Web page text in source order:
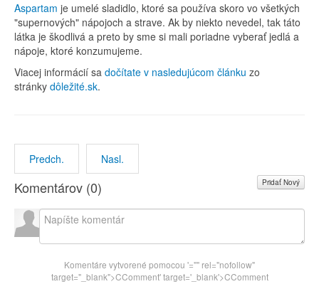
Aspartam je umelé sladidlo, ktoré sa používa skoro vo všetkých
"supernových" nápojoch a strave. Ak by niekto nevedel, tak táto
látka je škodlivá a preto by sme si mali poriadne vyberať jedlá a
nápoje, ktoré konzumujeme.
Viacej informácií sa dočítate v nasledujúcom článku zo
stránky dôležité.sk.
Predch. Nasl.
Komentárov (0) Pridať Nový
Komentáre vytvorené pomocou '="" rel="nofollow"
target="_blank">CComment' target='_blank'>CComment